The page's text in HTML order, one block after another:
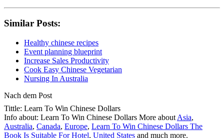
Similar Posts:
Healthy chinese recipes
Event planning blueprint
Increase Sales Productivity
Cook Easy Chinese Vegetarian
Nursing In Australia
Nach dem Post
Tittle: Learn To Win Chinese Dollars
Info about: Learn To Win Chinese Dollars More about Asia,
Australia, Canada, Europe, Learn To Win Chinese Dollars The
Book Is Suitable For Hotel, United States and much more.